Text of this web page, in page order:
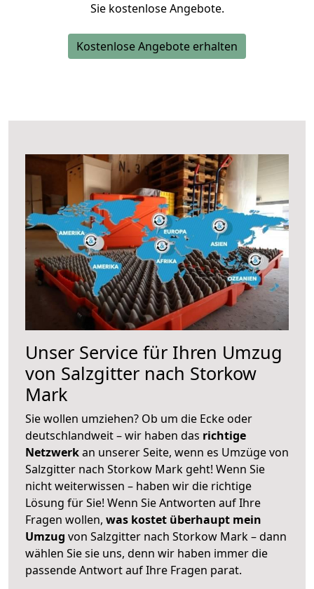
Sie kostenlose Angebote.
Kostenlose Angebote erhalten
Unser Service für Ihren Umzug
von Salzgitter nach Storkow
Mark
Sie wollen umziehen? Ob um die Ecke oder
deutschlandweit – wir haben das richtige
Netzwerkan unserer Seite, wenn es Umzüge von
Salzgitter nach Storkow Mark geht! Wenn Sie
nicht weiterwissen – haben wir die richtige
Lösung für Sie! Wenn Sie Antworten auf Ihre
Fragen wollen, was kostet überhaupt mein
Umzug von Salzgitter nach Storkow Mark – dann
wählen Sie sie uns, denn wir haben immer die
passende Antwort auf Ihre Fragen parat.